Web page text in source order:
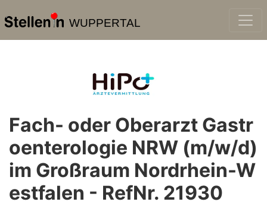
WUPPERTAL
Fach- oder Oberarzt Gastr
oenterologie NRW (m/w/d)
im Großraum Nordrhein-W
estfalen - RefNr. 21930